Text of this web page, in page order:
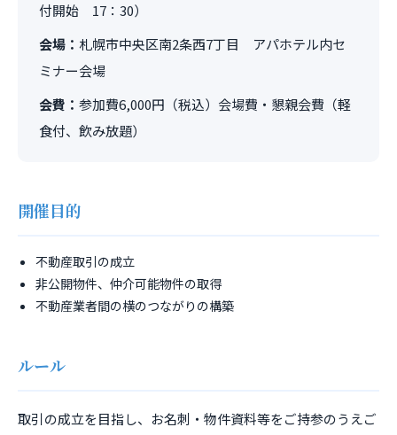
付開始 17：30）
会場： 札幌市中央区南2条西7丁目 アパホテル内セ
ミナー会場
会費： 参加費6,000円（税込）会場費・懇親会費（軽
食付、飲み放題）
開催目的
不動産取引の成立
非公開物件、仲介可能物件の取得
不動産業者間の横のつながりの構築
ルール
取引の成立を目指し、お名刺・物件資料等をご持参のうえご